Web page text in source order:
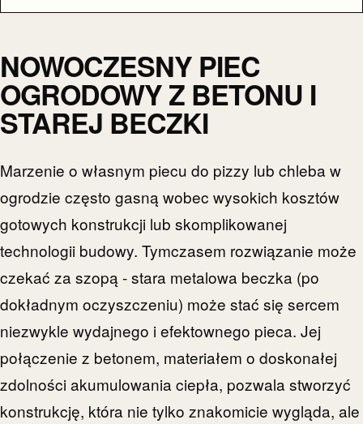
NOWOCZESNY PIEC
OGRODOWY Z BETONU I
STAREJ BECZKI
Marzenie o własnym piecu do pizzy lub chleba w
ogrodzie często gasną wobec wysokich kosztów
gotowych konstrukcji lub skomplikowanej
technologii budowy. Tymczasem rozwiązanie może
czekać za szopą - stara metalowa beczka (po
dokładnym oczyszczeniu) może stać się sercem
niezwykle wydajnego i efektownego pieca. Jej
połączenie z betonem, materiałem o doskonałej
zdolności akumulowania ciepła, pozwala stworzyć
konstrukcję, która nie tylko znakomicie wygląda, ale